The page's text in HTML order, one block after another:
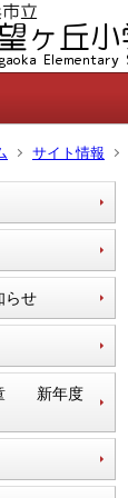
サイト情報
らせ
童 新年度